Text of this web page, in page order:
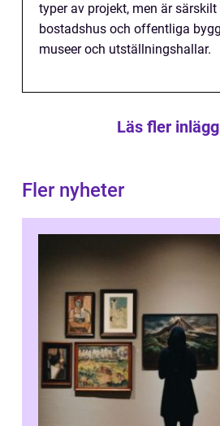
typer av projekt, men är
bostadshus och offentliga
museer och utställningshallar.
Läs fler
Fler nyheter